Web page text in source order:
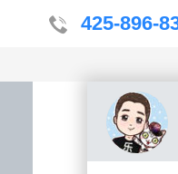
425-896-